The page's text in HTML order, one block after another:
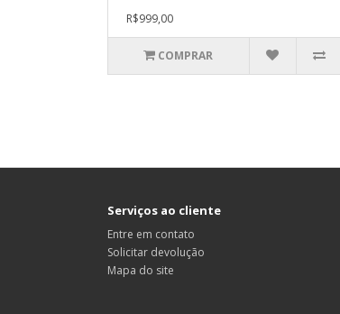
R$999,00
COMPRAR
Serviços ao cliente
Entre em contato
Solicitar devolução
Mapa do site